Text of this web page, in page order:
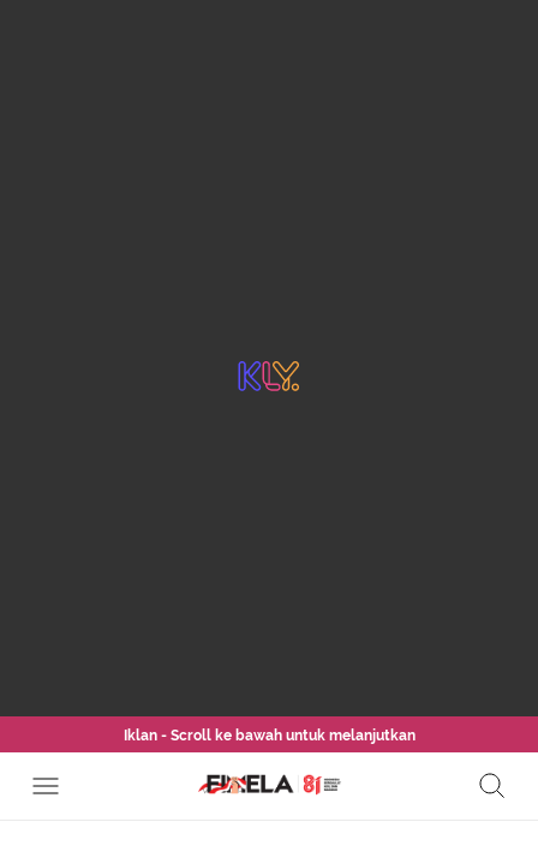
Iklan - Scroll ke bawah untuk melanjutkan